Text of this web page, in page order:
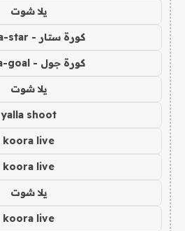
يلا شوت
كورة ستار - koora-star
كورة جول - koora-goal
يلا شوت
yalla shoot
koora live
koora live
يلا شوت
koora live